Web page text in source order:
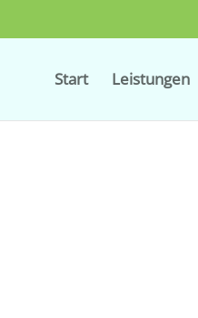
Start Leistungen